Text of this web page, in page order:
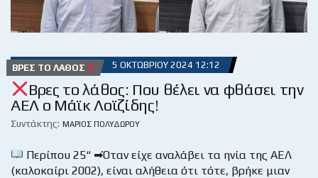
ΒΡΕΣ ΤΟ ΛΆΘΟΣ 5 ΟΚΤΩΒΡΊΟΥ 2024 12:12
Βρες το λάθος: Που θέλει να φθάσει την
ΑΕΛ ο Μάϊκ Λοϊζίδης!
Συντάκτης: ΜΆΡΙΟΣ ΠΟΛΥΔΏΡΟΥ
Περίπου 25“ ➡Όταν είχε αναλάβει τα ηνία της ΑΕΛ
(καλοκαίρι 2002), είναι αλήθεια ότι τότε, βρήκε μιαν